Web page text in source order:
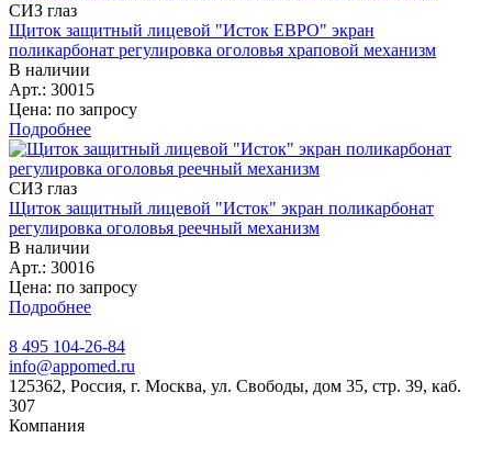
СИЗ глаз
Щиток защитный лицевой "Исток ЕВРО" экран
поликарбонат регулировка оголовья храповой механизм
В наличии
Арт.: 30015
Цена: по запросу
Подробнее
СИЗ глаз
Щиток защитный лицевой "Исток" экран поликарбонат
регулировка оголовья реечный механизм
В наличии
Арт.: 30016
Цена: по запросу
Подробнее
8 495 104-26-84
info@appomed.ru
125362, Россия, г. Москва, ул. Свободы, дом 35, стр. 39, каб.
307
Компания